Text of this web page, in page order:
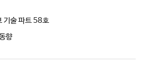
기술 파트 58호
향